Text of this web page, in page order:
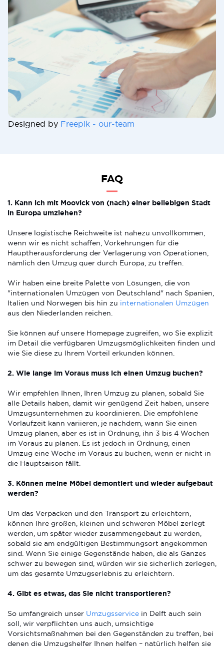
Designed by Freepik - our-team
FAQ
1. Kann ich mit Moovick von (nach) einer beliebigen Stadt
in Europa umziehen?
Unsere logistische Reichweite ist nahezu unvollkommen,
wenn wir es nicht schaffen, Vorkehrungen für die
Hauptherausforderung der Verlagerung von Operationen,
nämlich den Umzug quer durch Europa, zu treffen.
Wir haben eine breite Palette von Lösungen, die von
"internationalen Umzügen von Deutschland" nach Spanien,
Italien und Norwegen bis hin zu internationalen Umzügen
aus den Niederlanden reichen.
Sie können auf unsere Homepage zugreifen, wo Sie explizit
im Detail die verfügbaren Umzugsmöglichkeiten finden und
wie Sie diese zu Ihrem Vorteil erkunden können.
2. Wie lange im Voraus muss ich einen Umzug buchen?
Wir empfehlen Ihnen, Ihren Umzug zu planen, sobald Sie
alle Details haben, damit wir genügend Zeit haben, unsere
Umzugsunternehmen zu koordinieren. Die empfohlene
Vorlaufzeit kann variieren, je nachdem, wann Sie einen
Umzug planen, aber es ist in Ordnung, ihn 3 bis 4 Wochen
im Voraus zu planen. Es ist jedoch in Ordnung, einen
Umzug eine Woche im Voraus zu buchen, wenn er nicht in
die Hauptsaison fällt.
3. Können meine Möbel demontiert und wieder aufgebaut
werden?
Um das Verpacken und den Transport zu erleichtern,
können Ihre großen, kleinen und schweren Möbel zerlegt
werden, um später wieder zusammengebaut zu werden,
sobald sie am endgültigen Bestimmungsort angekommen
sind. Wenn Sie einige Gegenstände haben, die als Ganzes
schwer zu bewegen sind, würden wir sie sicherlich zerlegen,
um das gesamte Umzugserlebnis zu erleichtern.
4. Gibt es etwas, das Sie nicht transportieren?
So umfangreich unser Umzugsservice in Delft auch sein
soll, wir verpflichten uns auch, umsichtige
Vorsichtsmaßnahmen bei den Gegenständen zu treffen, bei
denen die Umzugshelfer Ihnen helfen – natürlich helfen sie